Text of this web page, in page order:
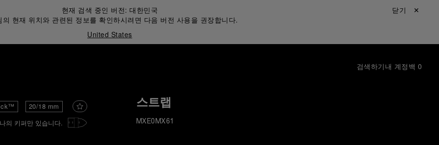
현재 검색 중인 버전:대한민국
의 현재 위치와 관련된 정보를 확인하시려면 다음 버전 사용을 권장합니다.
United States
닫기 ✕
검색하기 내 계정 백 0
20/18 mm
의 키퍼만 있습니다.
스트랩
MXE0MX61